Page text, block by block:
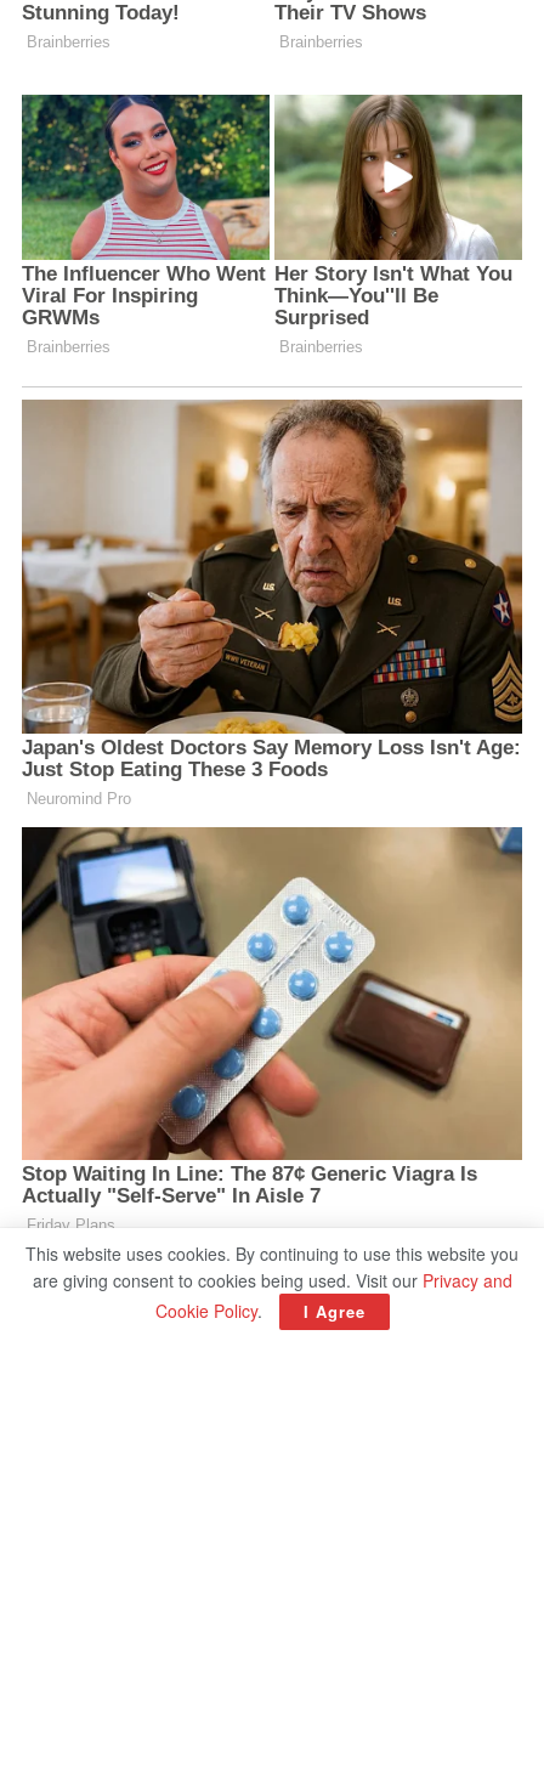
This website uses cookies. By continuing to use this website you
are giving consent to cookies being used. Visit our Privacy and
Cookie Policy. I Agree